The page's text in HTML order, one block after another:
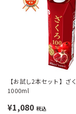
【お試し2本セット】ざ
1000ml
¥1,080 税込